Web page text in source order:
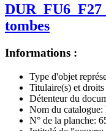
tombes
Informations :
Type d'objet
Titulaire(s) et droits
Détenteur du
Nom du catalogue:
N° de la planche: